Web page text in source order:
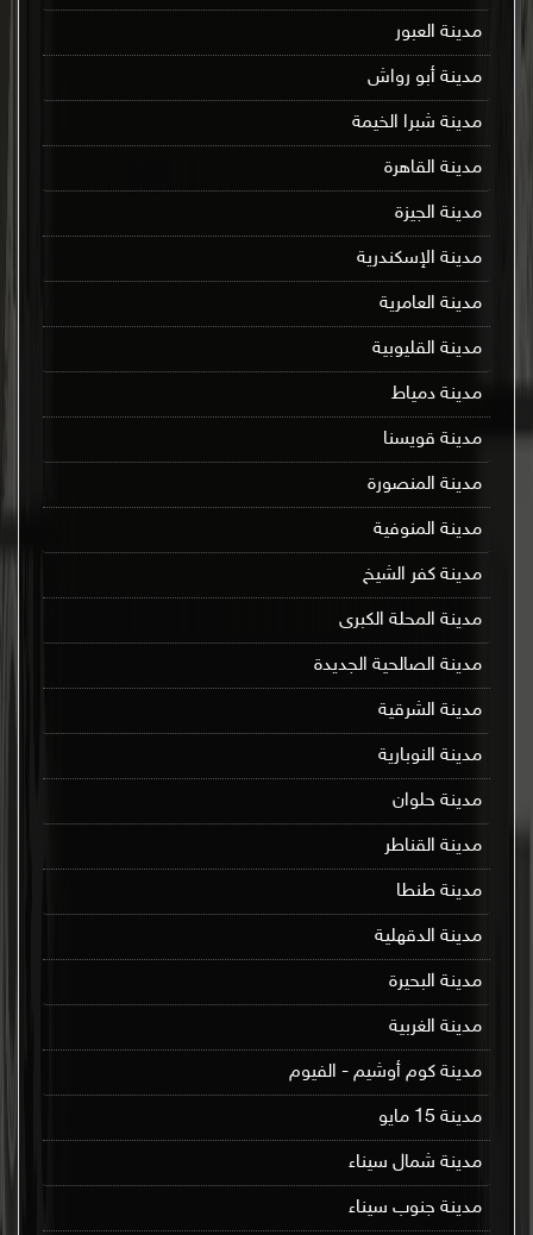
مدينة العبور
مدينة أبو رواش
مدينة شبرا الخيمة
مدينة القاهرة
مدينة الجيزة
مدينة الإسكندرية
مدينة العامرية
مدينة القليوبية
مدينة دمياط
مدينة قويسنا
مدينة المنصورة
مدينة المنوفية
مدينة كفر الشيخ
مدينة المحلة الكبرى
مدينة الصالحية الجديدة
مدينة الشرقية
مدينة النوبارية
مدينة حلوان
مدينة القناطر
مدينة طنطا
مدينة الدقهلية
مدينة البحيرة
مدينة الغربية
مدينة كوم أوشيم - الفيوم
مدينة 15 مايو
مدينة شمال سيناء
مدينة جنوب سيناء